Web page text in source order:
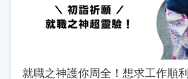
就職之神護你周全！想求工作順